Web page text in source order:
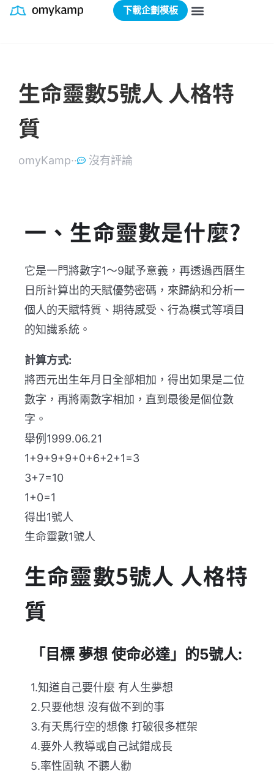
下載企劃模板
生命靈數5號人 人格特
質
omyKamp·· 沒有評論
一、生命靈數是什麼?
它是一門將數字1～9賦予意義，再透過西曆生
日所計算出的天賦優勢密碼，來歸納和分析一
個人的天賦特質、期待感受、行為模式等項目
的知識系統。
計算方式:
將西元出生年月日全部相加，得出如果是二位
數字，再將兩數字相加，直到最後是個位數
字。
舉例1999.06.21
1+9+9+9+0+6+2+1=3
3+7=10
1+0=1
得出1號人
生命靈數1號人
生命靈數5號人 人格特
質
「目標 夢想 使命必達」的5號人:
1.知道自己要什麼 有人生夢想
2.只要他想 沒有做不到的事
3.有天馬行空的想像 打破很多框架
4.要外人教導或自己試錯成長
5.率性固執 不聽人勸